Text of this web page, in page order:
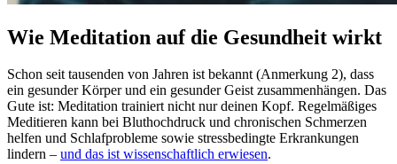
Wie Meditation auf die Gesundheit wirkt
Schon seit tau­sen­den von Jahren ist bekannt (Anmerkung 2), dass
ein gesun­der Körper und ein gesun­der Geist zusam­men­hän­gen. Das
Gute ist: Medi­ta­tion trai­niert nicht nur deinen Kopf. Regel­mä­ßi­ges
Medi­tie­ren kann bei Blut­hoch­druck und chronischen Schmerzen
helfen und Schlaf­pro­ble­me sowie stress­be­ding­te Erkran­kun­gen
lindern – und das ist wissenschaftlich erwiesen.